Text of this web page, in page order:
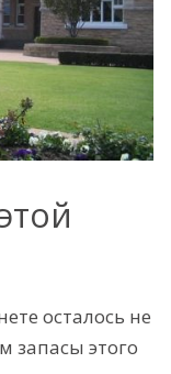
осталось не
запасы этого